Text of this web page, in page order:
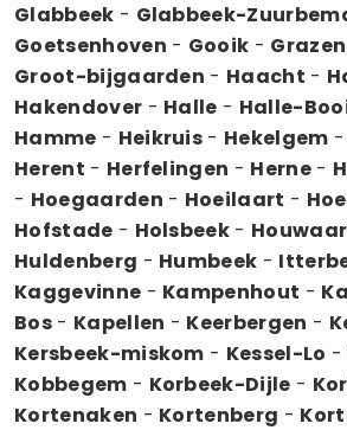
Glabbeek - Glabbeek-
Goetsenhoven - Gooik - Grazen
Groot-bijgaarden - Haacht -
Hakendover - Halle - Halle-
Hamme - Heikruis - Hekelgem -
Herent - Herfelingen - Herne -
- Hoegaarden - Hoeilaart -
Hofstade - Holsbeek -
Huldenberg - Humbeek -
Kaggevinne - Kampenhout -
Bos- Kapellen - Keerbergen -
Kersbeek-miskom - Kessel-Lo -
Kobbegem - Korbeek-Dijle -
Kortenaken - Kortenberg -